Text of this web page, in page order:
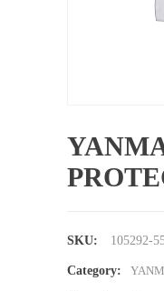
SKU: 105292-
Category: